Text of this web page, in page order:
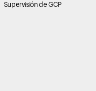
Supervisión de GCP